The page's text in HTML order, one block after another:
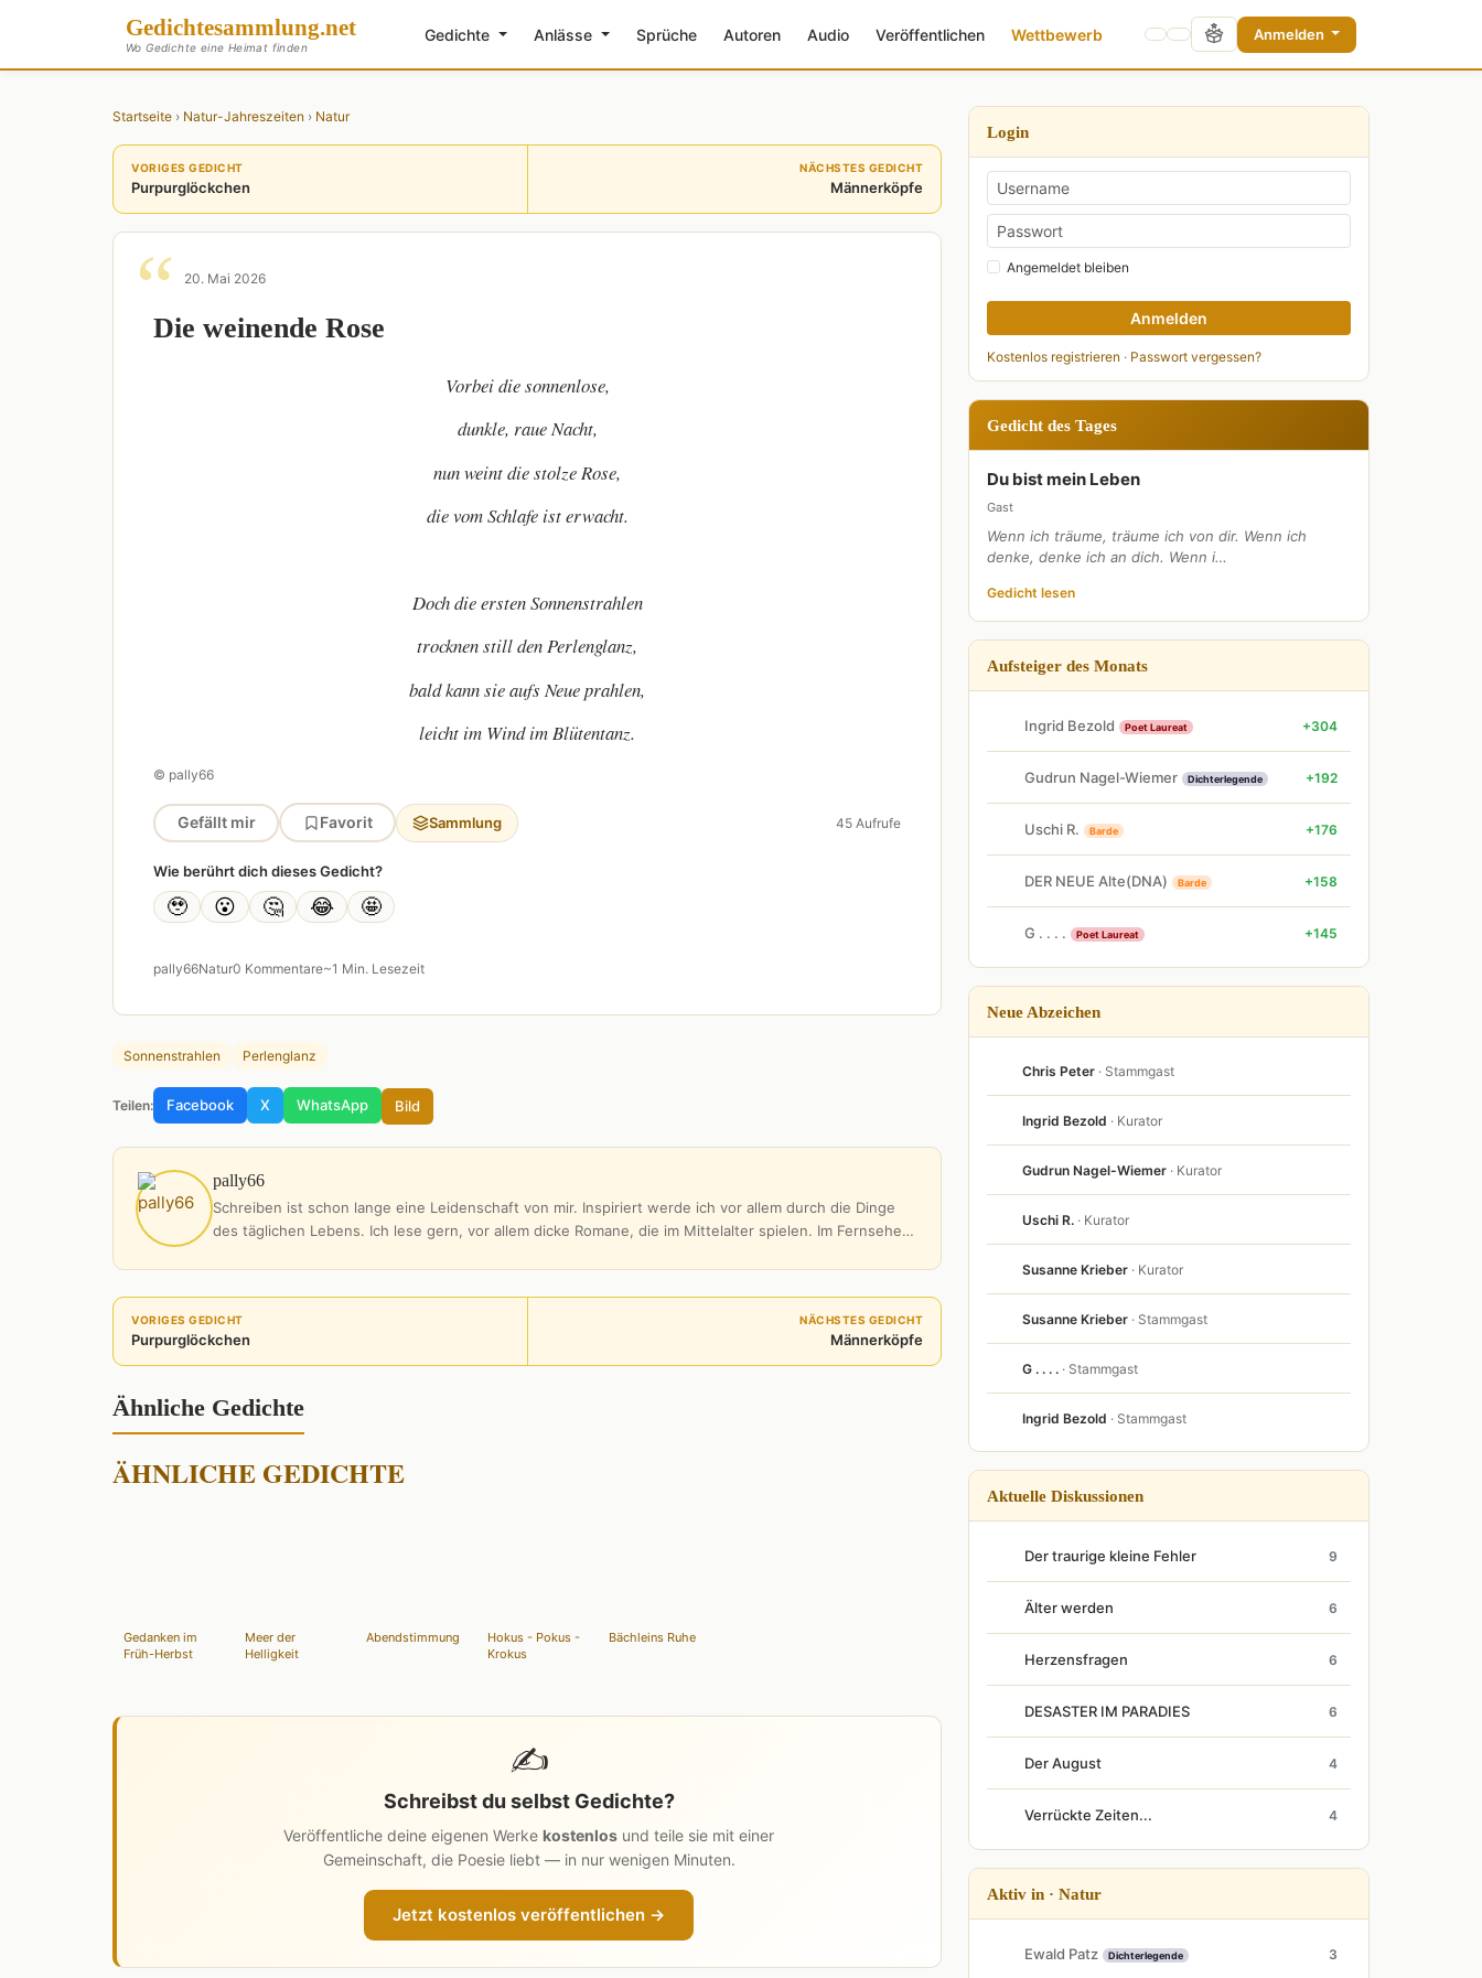
Gedichtesammlung.net
Wo Gedichte eine Heimat finden
Gedichte Anlässe Sprüche Autoren Audio Veröffentlichen Wettbewerb Anmelden
Startseite › Natur-Jahreszeiten › Natur
VORIGES GEDICHT
Purpurglöckchen
NÄCHSTES GEDICHT
Männerköpfe
20. Mai 2026
Die weinende Rose
Vorbei die sonnenlose,
dunkle, raue Nacht,
nun weint die stolze Rose,
die vom Schlafe ist erwacht.
Doch die ersten Sonnenstrahlen
trocknen still den Perlenglanz,
bald kann sie aufs Neue prahlen,
leicht im Wind im Blütentanz.
© pally66
Gefällt mir Favorit Sammlung 45 Aufrufe
Wie berührt dich dieses Gedicht?
🥹 😮 🤔 😂 🤩
pally66Natur0 Kommentare~1 Min. Lesezeit
Sonnenstrahlen Perlenglanz
Teilen: Facebook X WhatsApp Bild
pally66
Schreiben ist schon lange eine Leidenschaft von mir. Inspiriert werde ich vor allem durch die Dinge
des täglichen Lebens. Ich lese gern, vor allem dicke Romane, die im Mittelalter spielen. Im Fernsehe…
VORIGES GEDICHT
Purpurglöckchen
NÄCHSTES GEDICHT
Männerköpfe
Ähnliche Gedichte
ÄHNLICHE GEDICHTE
Gedanken im
Früh-Herbst
Meer der
Helligkeit
Abendstimmung
Hokus - Pokus -
Krokus
Bächleins Ruhe
✍️
Schreibst du selbst Gedichte?
Veröffentliche deine eigenen Werke kostenlos und teile sie mit einer
Gemeinschaft, die Poesie liebt — in nur wenigen Minuten.
Jetzt kostenlos veröffentlichen →
Login
Angemeldet bleiben
Anmelden
Kostenlos registrieren · Passwort vergessen?
Gedicht des Tages
Du bist mein Leben
Gast
Wenn ich träume, träume ich von dir. Wenn ich
denke, denke ich an dich. Wenn i…
Gedicht lesen
Aufsteiger des Monats
Ingrid Bezold Poet Laureat +304
Gudrun Nagel-Wiemer Dichterlegende +192
Uschi R. Barde +176
DER NEUE Alte(DNA) Barde +158
G . . . . Poet Laureat +145
Neue Abzeichen
Chris Peter · Stammgast
Ingrid Bezold · Kurator
Gudrun Nagel-Wiemer · Kurator
Uschi R. · Kurator
Susanne Krieber · Kurator
Susanne Krieber · Stammgast
G . . . . · Stammgast
Ingrid Bezold · Stammgast
Aktuelle Diskussionen
Der traurige kleine Fehler 9
Älter werden 6
Herzensfragen 6
DESASTER IM PARADIES 6
Der August 4
Verrückte Zeiten... 4
Aktiv in · Natur
Ewald Patz Dichterlegende 3